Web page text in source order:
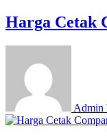
Harga Cetak
Admin